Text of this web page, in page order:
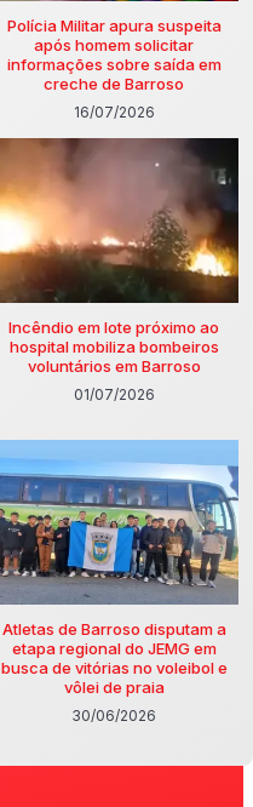
Polícia Militar apura suspeita
após homem solicitar
informações sobre saída em
creche de Barroso
16/07/2026
Incêndio em lote próximo ao
hospital mobiliza bombeiros
voluntários em Barroso
01/07/2026
Atletas de Barroso disputam a
etapa regional do JEMG em
busca de vitórias no voleibol e
vôlei de praia
30/06/2026